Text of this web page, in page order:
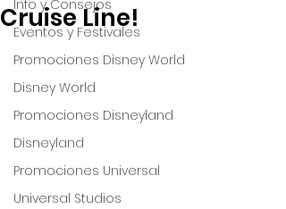
Info y Consejos
Eventos y Festivales
Promociones Disney World
Disney World
Promociones Disneyland
Disneyland
Promociones Universal
Universal Studios
Cruise Line!